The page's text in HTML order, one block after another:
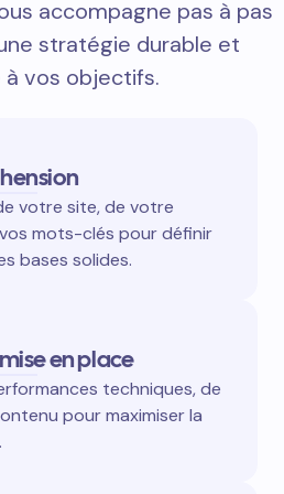
accompagne pas à pas
stratégie durable et
vos objectifs.
votre site, de votre
mots-clés pour définir
bases solides.
en place
techniques, de
pour maximiser la